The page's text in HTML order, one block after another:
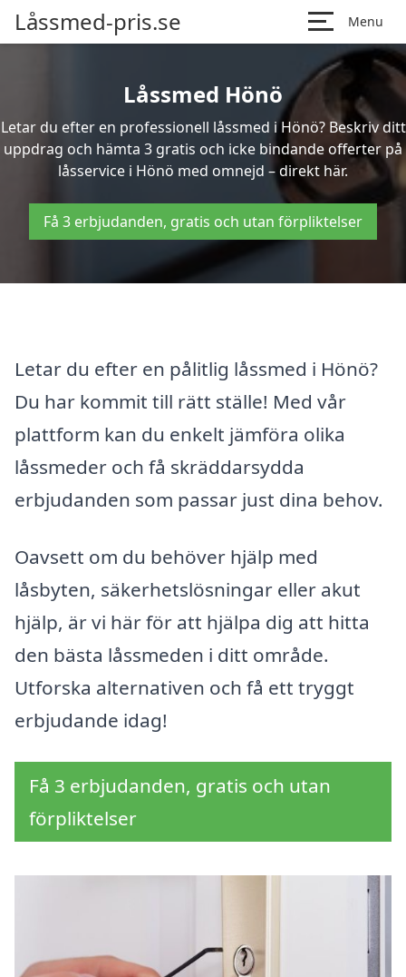
Låssmed-pris.se Menu
Låssmed Hönö
Letar du efter en professionell låssmed i Hönö? Beskriv ditt
uppdrag och hämta 3 gratis och icke bindande offerter på
låsservice i Hönö med omnejd – direkt här.
Få 3 erbjudanden, gratis och utan förpliktelser
Letar du efter en pålitlig låssmed i Hönö?
Du har kommit till rätt ställe! Med vår
plattform kan du enkelt jämföra olika
låssmeder och få skräddarsydda
erbjudanden som passar just dina behov.
Oavsett om du behöver hjälp med
låsbyten, säkerhetslösningar eller akut
hjälp, är vi här för att hjälpa dig att hitta
den bästa låssmeden i ditt område.
Utforska alternativen och få ett tryggt
erbjudande idag!
Få 3 erbjudanden, gratis och utan
förpliktelser